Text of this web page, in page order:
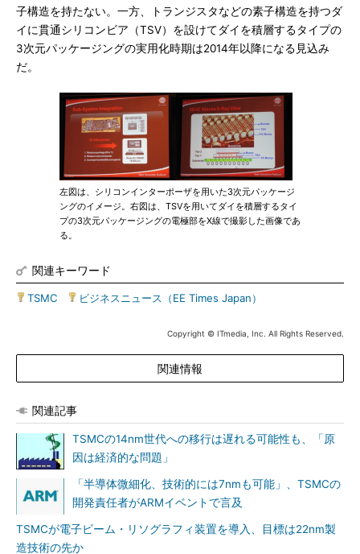
子構造を持たない。一方、トランジスタなどの素子構造を持つダ
イに貫通シリコンビア（TSV）を設けてダイを積層するタイプの
3次元パッケージングの実用化時期は2014年以降になる見込み
だ。
左図は、シリコンインターポーザを用いた3次元パッケージ
ングのイメージ。右図は、TSVを用いてダイを積層するタイ
プの3次元パッケージングの電極部をX線で撮影した画像であ
る。
関連キーワード
TSMC ビジネスニュース（EE Times Japan）
Copyright © ITmedia, Inc. All Rights Reserved.
関連情報
関連記事
TSMCの14nm世代への移行は遅れる可能性も、「原
因は経済的な問題」
「半導体微細化、技術的には7nmも可能」、TSMCの
開発責任者がARMイベントで言及
TSMCが電子ビーム・リソグラフィ装置を導入、目標は22nm製
造技術の先か